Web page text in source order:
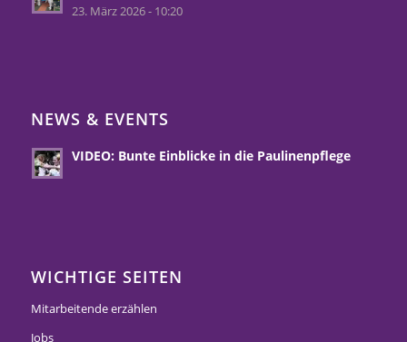
23. März 2026 - 10:20
NEWS & EVENTS
VIDEO: Bunte Einblicke in die Paulinenpflege
WICHTIGE SEITEN
Mitarbeitende erzählen
Jobs